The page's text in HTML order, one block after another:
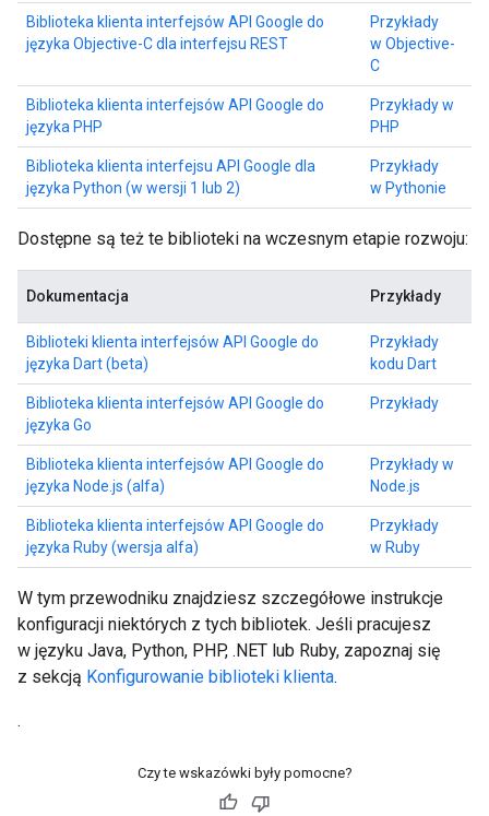
Biblioteka klienta interfejsów API Google do
języka Objective-C dla interfejsu REST
Przykłady
w Objective-
C
Biblioteka klienta interfejsów API Google do
języka PHP
Przykłady w
PHP
Biblioteka klienta interfejsu API Google dla
języka Python (w wersji 1 lub 2)
Przykłady
w Pythonie
Dostępne są też te biblioteki na wczesnym etapie rozwoju:
Dokumentacja Przykłady
Biblioteki klienta interfejsów API Google do
języka Dart (beta)
Przykłady
kodu Dart
Biblioteka klienta interfejsów API Google do
języka Go
Przykłady
Biblioteka klienta interfejsów API Google do
języka Node.js (alfa)
Przykłady w
Node.js
Biblioteka klienta interfejsów API Google do
języka Ruby (wersja alfa)
Przykłady
w Ruby
W tym przewodniku znajdziesz szczegółowe instrukcje
konfiguracji niektórych z tych bibliotek. Jeśli pracujesz
w języku Java, Python, PHP, .NET lub Ruby, zapoznaj się
z sekcją Konfigurowanie biblioteki klienta.
.
Czy te wskazówki były pomocne?